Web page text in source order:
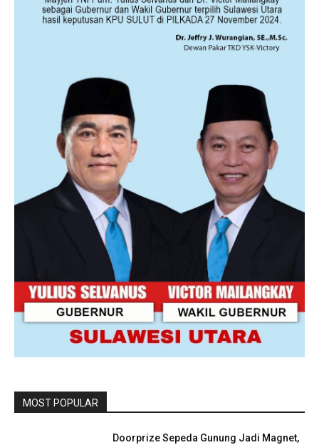
MOST POPULAR
Doorprize Sepeda Gunung Jadi Magnet,